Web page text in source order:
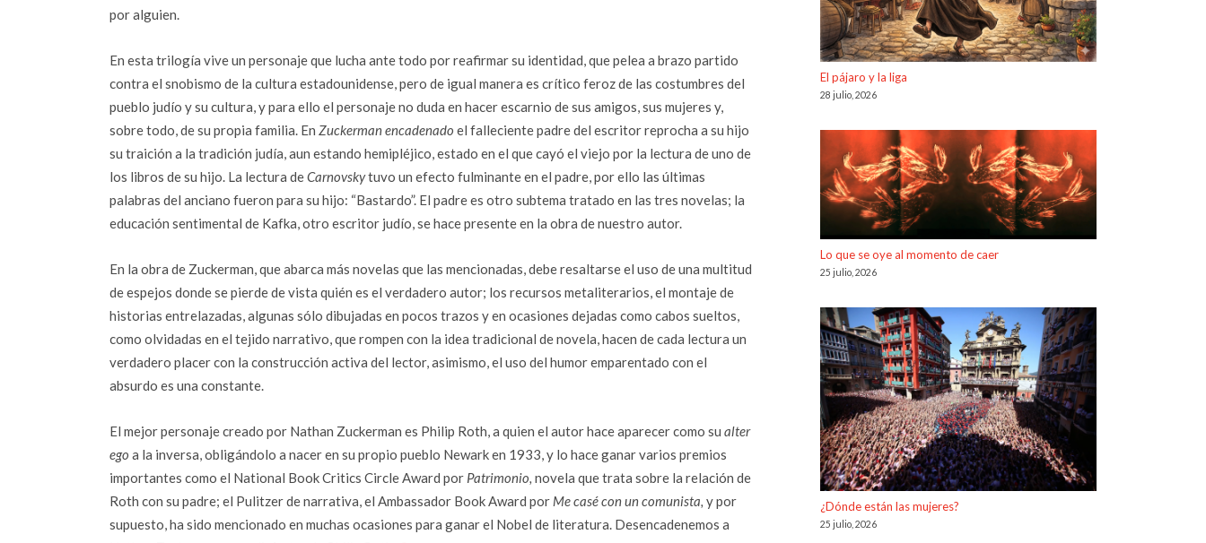
por alguien.
En esta trilogía vive un personaje que lucha ante todo por reafirmar su identidad, que pelea a brazo partido
contra el snobismo de la cultura estadounidense, pero de igual manera es crítico feroz de las costumbres del
pueblo judío y su cultura, y para ello el personaje no duda en hacer escarnio de sus amigos, sus mujeres y,
sobre todo, de su propia familia. En Zuckerman encadenado el falleciente padre del escritor reprocha a su hijo
su traición a la tradición judía, aun estando hemipléjico, estado en el que cayó el viejo por la lectura de uno de
los libros de su hijo. La lectura deCarnovskytuvo un efecto fulminante en el padre, por ello las últimas
palabras del anciano fueron para su hijo: “Bastardo”. El padre es otro subtema tratado en las tres novelas; la
educación sentimental de Kafka, otro escritor judío, se hace presente en la obra de nuestro autor.
En la obra de Zuckerman, que abarca más novelas que las mencionadas, debe resaltarse el uso de una multitud
de espejos donde se pierde de vista quién es el verdadero autor; los recursos metaliterarios, el montaje de
historias entrelazadas, algunas sólo dibujadas en pocos trazos y en ocasiones dejadas como cabos sueltos,
como olvidadas en el tejido narrativo, que rompen con la idea tradicional de novela, hacen de cada lectura un
verdadero placer con la construcción activa del lector, asimismo, el uso del humor emparentado con el
absurdo es una constante.
El mejor personaje creado por Nathan Zuckerman es Philip Roth, a quien el autor hace aparecer como su alter
ego a la inversa, obligándolo a nacer en su propio pueblo Newark en 1933, y lo hace ganar varios premios
importantes como el National Book Critics Circle Award por Patrimonio, novela que trata sobre la relación de
Roth con su padre; el Pulitzer de narrativa, el Ambassador Book Award por Me casé con un comunista, y por
supuesto, ha sido mencionado en muchas ocasiones para ganar el Nobel de literatura. Desencadenemos a
El pájaro y la liga
28 julio, 2026
Lo que se oye al momento de caer
25 julio, 2026
¿Dónde están las mujeres?
25 julio, 2026